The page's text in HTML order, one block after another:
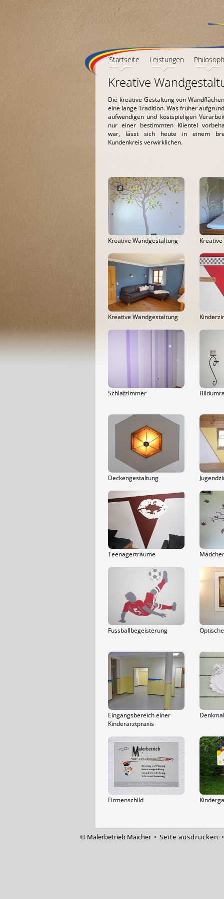
Startseite Leistungen
Kreative
Die kreative Gestaltung von
eine lange Tradition. Was früher
aufwendigen und kostspieligen
nur einer bestimmten Klientel
war, lässt sich heute in einem
Kundenkreis verwirklichen.
Kreative Wandgestaltung
Kreative Wandgestaltung
Schlafzimmer
Deckengestaltung
Teenagerträume
Fussballbegeisterung
Eingangsbereich einer
Kinderarztpraxis
Firmenschild
© Malerbetrieb Maicher • Seite ausdrucken